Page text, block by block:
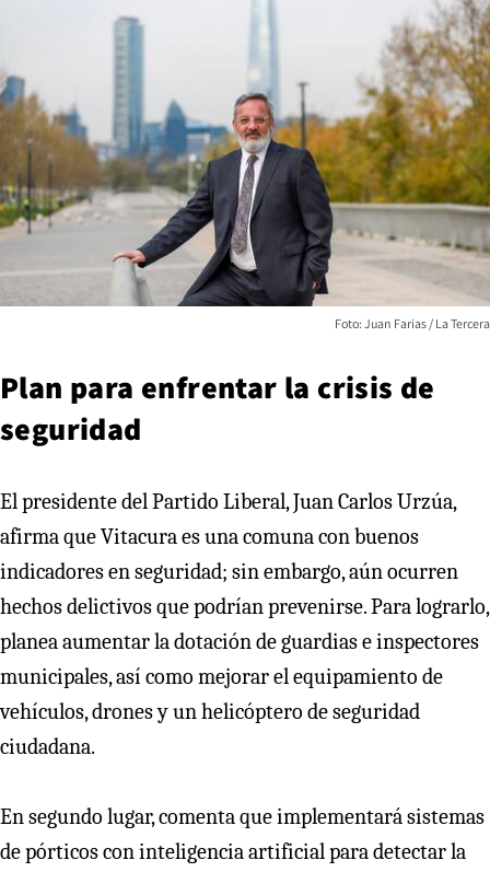
Foto: Juan Farias / La Tercera
Plan para enfrentar la crisis de
seguridad
El presidente del Partido Liberal, Juan Carlos Urzúa,
afirma que Vitacura es una comuna con buenos
indicadores en seguridad; sin embargo, aún ocurren
hechos delictivos que podrían prevenirse. Para lograrlo,
planea aumentar la dotación de guardias e inspectores
municipales, así como mejorar el equipamiento de
vehículos, drones y un helicóptero de seguridad
ciudadana.
En segundo lugar, comenta que implementará sistemas
de pórticos con inteligencia artificial para detectar la